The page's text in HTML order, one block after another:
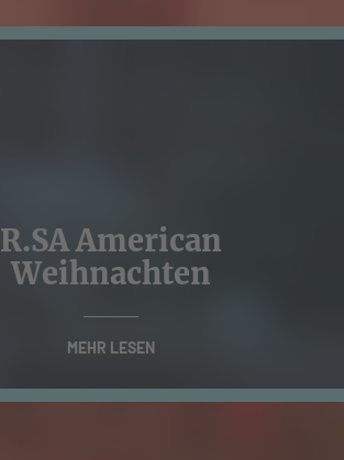
R.SA American
Weihnachten
MEHR LESEN